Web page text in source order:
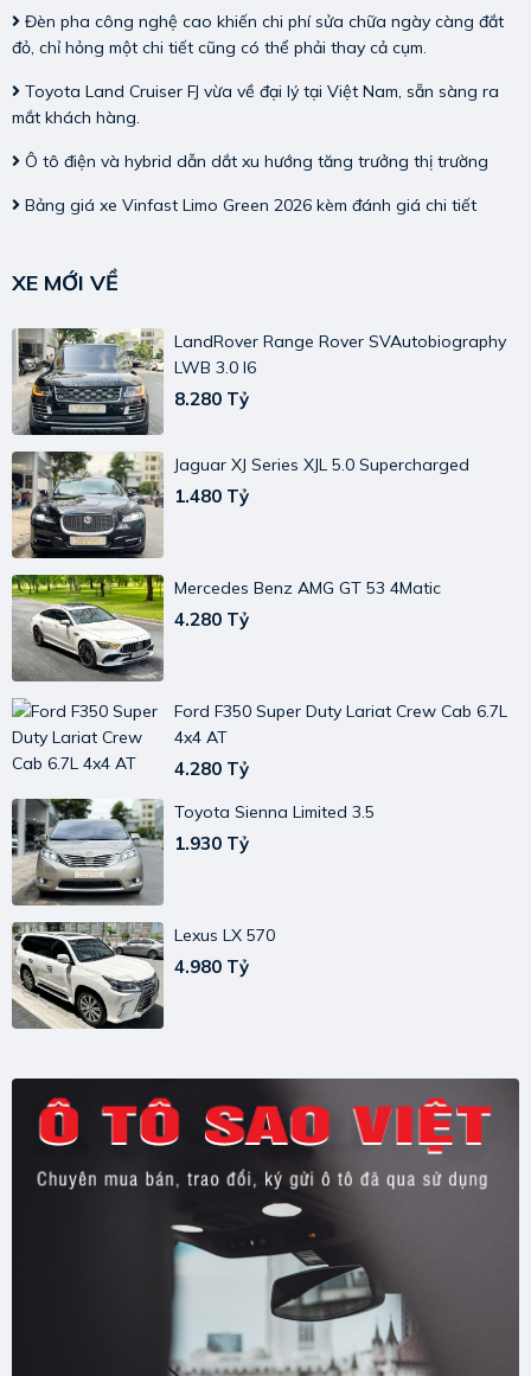
Đèn pha công nghệ cao khiến chi phí sửa chữa ngày càng đắt
đỏ, chỉ hỏng một chi tiết cũng có thể phải thay cả cụm.
Toyota Land Cruiser FJ vừa về đại lý tại Việt Nam, sẵn sàng ra
mắt khách hàng.
Ô tô điện và hybrid dẫn dắt xu hướng tăng trưởng thị trường
Bảng giá xe Vinfast Limo Green 2026 kèm đánh giá chi tiết
XE MỚI VỀ
LandRover Range Rover SVAutobiography
LWB 3.0 I6
8.280 Tỷ
Jaguar XJ Series XJL 5.0 Supercharged
1.480 Tỷ
Mercedes Benz AMG GT 53 4Matic
4.280 Tỷ
Ford F350 Super Duty Lariat Crew Cab 6.7L
4x4 AT
4.280 Tỷ
Toyota Sienna Limited 3.5
1.930 Tỷ
Lexus LX 570
4.980 Tỷ